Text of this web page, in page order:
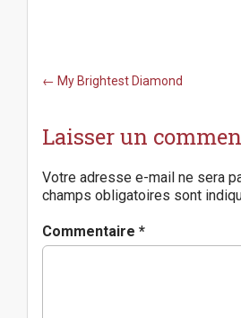
P
t
a
v
g
a
← My Brightest Diamond
Laisser un
Votre adresse e-mail ne sera
champs obligatoires sont
Commentaire *